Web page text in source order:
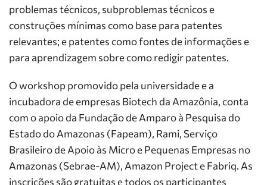
problemas técnicos, subproblemas técnicos e
construções mínimas como base para patentes
relevantes; e patentes como fontes de informações e
para aprendizagem sobre como redigir patentes.
O workshop promovido pela universidade e a
incubadora de empresas Biotech da Amazônia, conta
com o apoio da Fundação de Amparo à Pesquisa do
Estado do Amazonas (Fapeam), Rami, Serviço
Brasileiro de Apoio às Micro e Pequenas Empresas no
Amazonas (Sebrae-AM), Amazon Project e Fabriq. As
inscrições são gratuitas e todos os participantes